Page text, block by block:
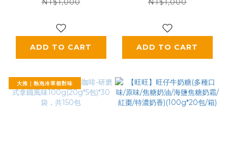
NT$1,000
ADD TO CART
包)*4箱
NT$1,000
ADD TO CART
大推｜熱泡冷萃都對味